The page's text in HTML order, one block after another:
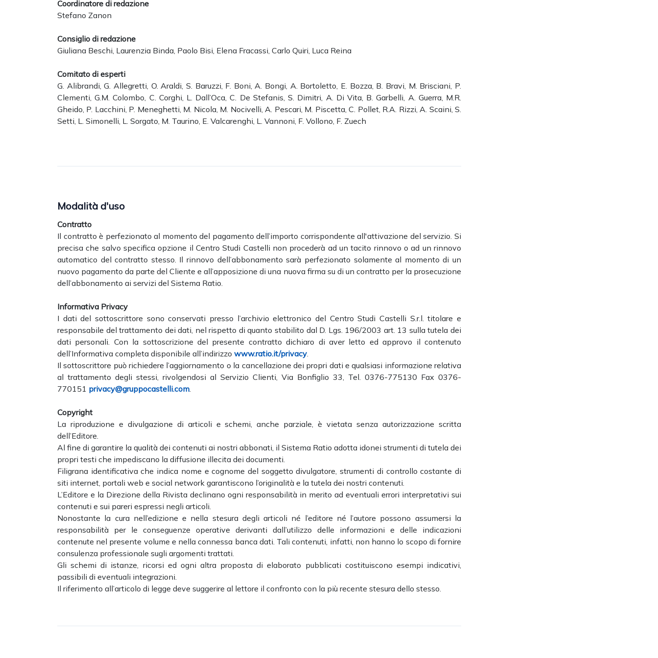
Coordinatore di redazione
Stefano Zanon
Consiglio di redazione
Giuliana Beschi, Laurenzia Binda, Paolo Bisi, Elena Fracassi, Carlo Quiri, Luca Reina
Comitato di esperti
G. Alibrandi, G. Allegretti, O. Araldi, S. Baruzzi, F. Boni, A. Bongi, A. Bortoletto, E. Bozza, B. Bravi, M. Brisciani, P.
Clementi, G.M. Colombo, C. Corghi, L. Dall’Oca, C. De Stefanis, S. Dimitri, A. Di Vita, B. Garbelli, A. Guerra, M.R.
Gheido, P. Lacchini, P. Meneghetti, M. Nicola, M. Nocivelli, A. Pescari, M. Piscetta, C. Pollet, R.A. Rizzi, A. Scaini, S.
Setti, L. Simonelli, L. Sorgato, M. Taurino, E. Valcarenghi, L. Vannoni, F. Vollono, F. Zuech
Modalità d'uso
Contratto
Il contratto è perfezionato al momento del pagamento dell’importo corrispondente all'attivazione del servizio. Si
precisa che salvo specifica opzione il Centro Studi Castelli non procederà ad un tacito rinnovo o ad un rinnovo
automatico del contratto stesso. Il rinnovo dell’abbonamento sarà perfezionato solamente al momento di un
nuovo pagamento da parte del Cliente e all’apposizione di una nuova firma su di un contratto per la prosecuzione
dell’abbonamento ai servizi del Sistema Ratio.
Informativa Privacy
I dati del sottoscrittore sono conservati presso l’archivio elettronico del Centro Studi Castelli S.r.l. titolare e
responsabile del trattamento dei dati, nel rispetto di quanto stabilito dal D. Lgs. 196/2003 art. 13 sulla tutela dei
dati personali. Con la sottoscrizione del presente contratto dichiaro di aver letto ed approvo il contenuto
dell’Informativa completa disponibile all’indirizzo www.ratio.it/privacy.
Il sottoscrittore può richiedere l’aggiornamento o la cancellazione dei propri dati e qualsiasi informazione relativa
al trattamento degli stessi, rivolgendosi al Servizio Clienti, Via Bonfiglio 33, Tel. 0376-775130 Fax 0376-
770151 privacy@gruppocastelli.com.
Copyright
La riproduzione e divulgazione di articoli e schemi, anche parziale, è vietata senza autorizzazione scritta
dell’Editore.
Al fine di garantire la qualità dei contenuti ai nostri abbonati, il Sistema Ratio adotta idonei strumenti di tutela dei
propri testi che impediscano la diffusione illecita dei documenti.
Filigrana identificativa che indica nome e cognome del soggetto divulgatore, strumenti di controllo costante di
siti internet, portali web e social network garantiscono l’originalità e la tutela dei nostri contenuti.
L’Editore e la Direzione della Rivista declinano ogni responsabilità in merito ad eventuali errori interpretativi sui
contenuti e sui pareri espressi negli articoli.
Nonostante la cura nell’edizione e nella stesura degli articoli né l’editore né l’autore possono assumersi la
responsabilità per le conseguenze operative derivanti dall’utilizzo delle informazioni e delle indicazioni
contenute nel presente volume e nella connessa banca dati. Tali contenuti, infatti, non hanno lo scopo di fornire
consulenza professionale sugli argomenti trattati.
Gli schemi di istanze, ricorsi ed ogni altra proposta di elaborato pubblicati costituiscono esempi indicativi,
passibili di eventuali integrazioni.
Il riferimento all’articolo di legge deve suggerire al lettore il confronto con la più recente stesura dello stesso.